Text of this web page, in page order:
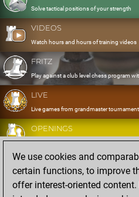
Solve tactical positions of your strength
VIDEOS
Watch hours and hours of training videos
FRITZ
Play against a club level chess program
LIVE
Live games from grandmaster
OPENINGS
Develop and exercise your openings
DATABASE
Eight million strong games
We use cookies and
certain functions, to improve
offer interest-oriented